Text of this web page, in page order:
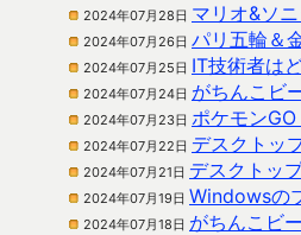
2024年07月28日 マリオ&ソ
2024年07月26日 パリ五輪＆
2024年07月25日 IT技術者は
2024年07月24日 がちんこビ
2024年07月23日 ポケモン
2024年07月22日 デスクトッ
2024年07月21日 デスクトッ
2024年07月19日 Windowsの
2024年07月18日 がちんこビ